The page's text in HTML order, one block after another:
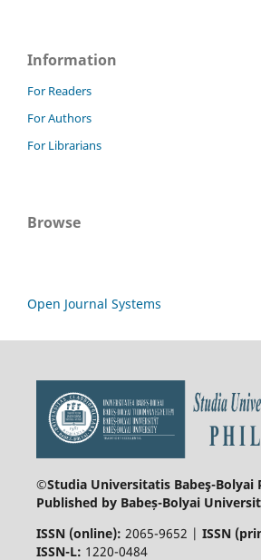
Information
For Readers
For Authors
For Librarians
Browse
Open Journal Systems
©Studia Universitatis Babeş-Bolyai
Published by Babeș-Bolyai
ISSN (online): 2065-9652 | ISSN
ISSN-L: 1220-0484